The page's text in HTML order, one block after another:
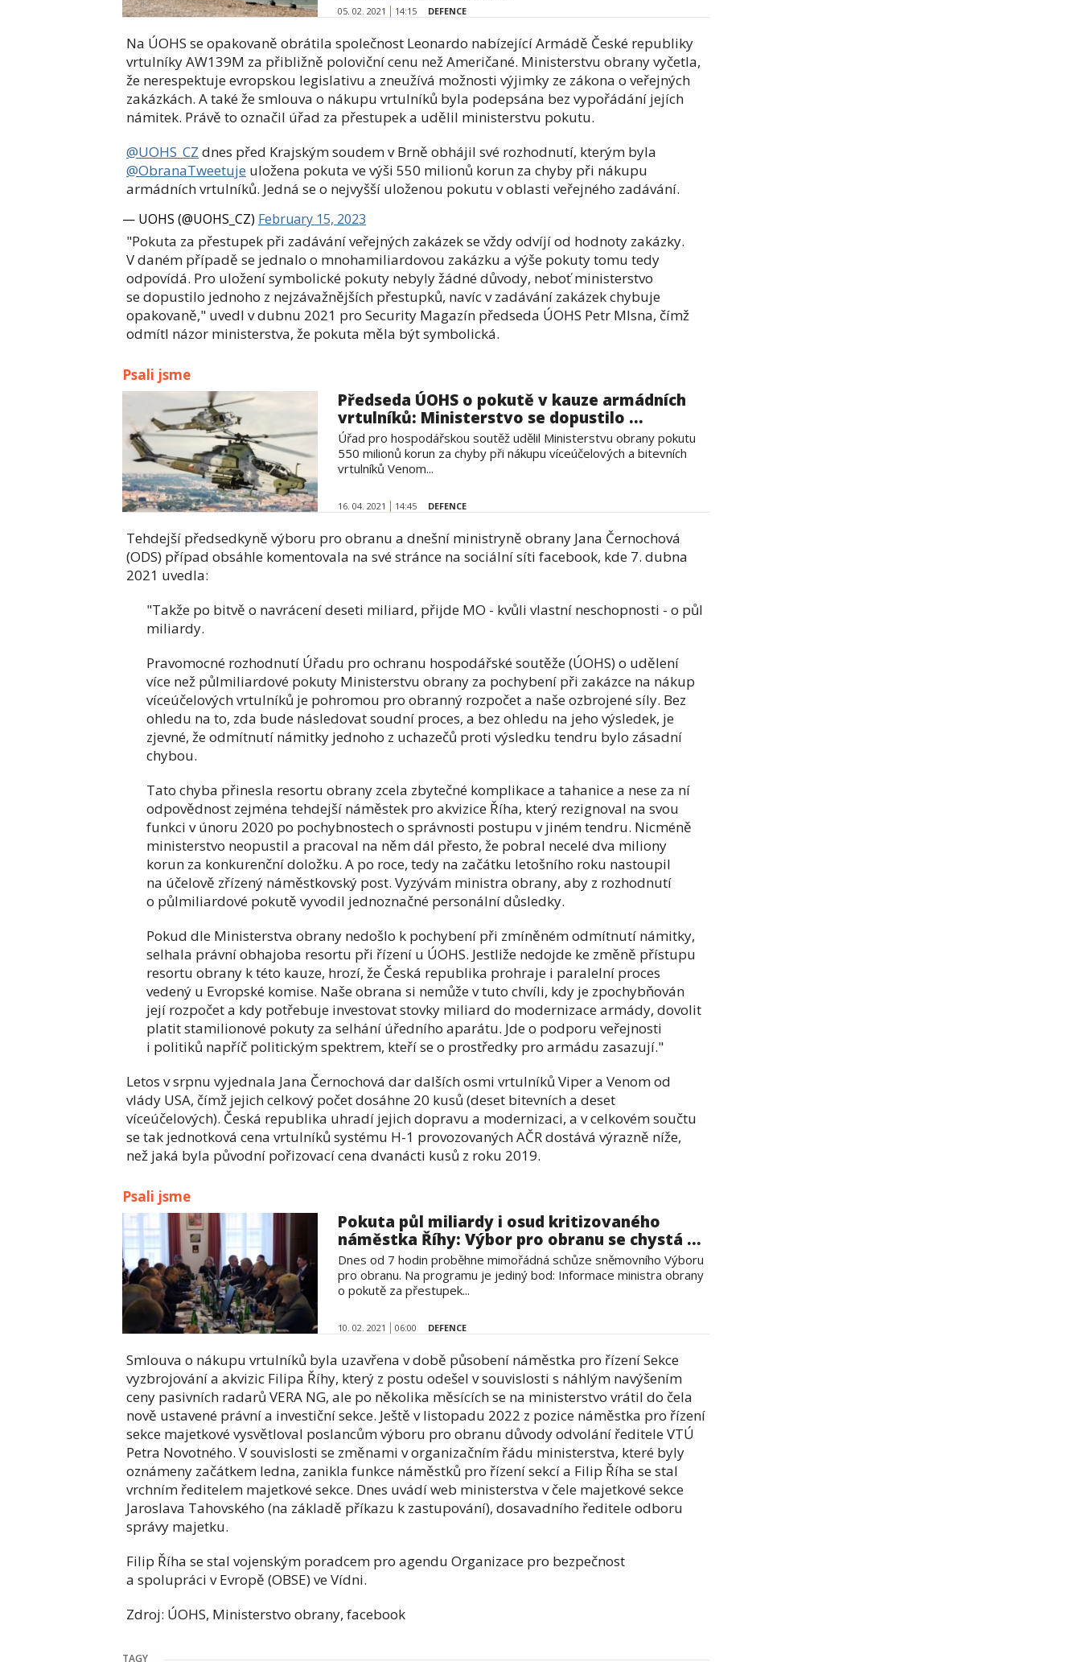
05. 02. 2021 14:15 DEFENCE
Na ÚOHS se opakovaně obrátila společnost Leonardo nabízející Armádě České republiky
vrtulníky AW139M za přibližně poloviční cenu než Američané. Ministerstvu obrany vyčetla,
že nerespektuje evropskou legislativu a zneužívá možnosti výjimky ze zákona o veřejných
zakázkách. A také že smlouva o nákupu vrtulníků byla podepsána bez vypořádání jejích
námitek. Právě to označil úřad za přestupek a udělil ministerstvu pokutu.
@UOHS_CZ dnes před Krajským soudem v Brně obhájil své rozhodnutí, kterým byla
@ObranaTweetuje uložena pokuta ve výši 550 milionů korun za chyby při nákupu
armádních vrtulníků. Jedná se o nejvyšší uloženou pokutu v oblasti veřejného zadávání.
— UOHS (@UOHS_CZ) February 15, 2023
"Pokuta za přestupek při zadávání veřejných zakázek se vždy odvíjí od hodnoty zakázky.
V daném případě se jednalo o mnohamiliardovou zakázku a výše pokuty tomu tedy
odpovídá. Pro uložení symbolické pokuty nebyly žádné důvody, neboť ministerstvo
se dopustilo jednoho z nejzávažnějších přestupků, navíc v zadávání zakázek chybuje
opakovaně," uvedl v dubnu 2021 pro Security Magazín předseda ÚOHS Petr Mlsna, čímž
odmítl názor ministerstva, že pokuta měla být symbolická.
Psali jsme
Předseda ÚOHS o pokutě v kauze armádních
vrtulníků: Ministerstvo se dopustilo ...
Úřad pro hospodářskou soutěž udělil Ministerstvu obrany pokutu
550 milionů korun za chyby při nákupu víceúčelových a bitevních
vrtulníků Venom...
16. 04. 2021 14:45 DEFENCE
Tehdejší předsedkyně výboru pro obranu a dnešní ministryně obrany Jana Černochová
(ODS) případ obsáhle komentovala na své stránce na sociální síti facebook, kde 7. dubna
2021 uvedla:
"Takže po bitvě o navrácení deseti miliard, přijde MO - kvůli vlastní neschopnosti - o půl
miliardy.
Pravomocné rozhodnutí Úřadu pro ochranu hospodářské soutěže (ÚOHS) o udělení
více než půlmiliardové pokuty Ministerstvu obrany za pochybení při zakázce na nákup
víceúčelových vrtulníků je pohromou pro obranný rozpočet a naše ozbrojené síly. Bez
ohledu na to, zda bude následovat soudní proces, a bez ohledu na jeho výsledek, je
zjevné, že odmítnutí námitky jednoho z uchazečů proti výsledku tendru bylo zásadní
chybou.
Tato chyba přinesla resortu obrany zcela zbytečné komplikace a tahanice a nese za ní
odpovědnost zejména tehdejší náměstek pro akvizice Říha, který rezignoval na svou
funkci v únoru 2020 po pochybnostech o správnosti postupu v jiném tendru. Nicméně
ministerstvo neopustil a pracoval na něm dál přesto, že pobral necelé dva miliony
korun za konkurenční doložku. A po roce, tedy na začátku letošního roku nastoupil
na účelově zřízený náměstkovský post. Vyzývám ministra obrany, aby z rozhodnutí
o půlmiliardové pokutě vyvodil jednoznačné personální důsledky.
Pokud dle Ministerstva obrany nedošlo k pochybení při zmíněném odmítnutí námitky,
selhala právní obhajoba resortu při řízení u ÚOHS. Jestliže nedojde ke změně přístupu
resortu obrany k této kauze, hrozí, že Česká republika prohraje i paralelní proces
vedený u Evropské komise. Naše obrana si nemůže v tuto chvíli, kdy je zpochybňován
její rozpočet a kdy potřebuje investovat stovky miliard do modernizace armády, dovolit
platit stamilionové pokuty za selhání úředního aparátu. Jde o podporu veřejnosti
i politiků napříč politickým spektrem, kteří se o prostředky pro armádu zasazují."
Letos v srpnu vyjednala Jana Černochová dar dalších osmi vrtulníků Viper a Venom od
vlády USA, čímž jejich celkový počet dosáhne 20 kusů (deset bitevních a deset
víceúčelových). Česká republika uhradí jejich dopravu a modernizaci, a v celkovém součtu
se tak jednotková cena vrtulníků systému H-1 provozovaných AČR dostává výrazně níže,
než jaká byla původní pořizovací cena dvanácti kusů z roku 2019.
Psali jsme
Pokuta půl miliardy i osud kritizovaného
náměstka Říhy: Výbor pro obranu se chystá ...
Dnes od 7 hodin proběhne mimořádná schůze sněmovního Výboru
pro obranu. Na programu je jediný bod: Informace ministra obrany
o pokutě za přestupek...
10. 02. 2021 06:00 DEFENCE
Smlouva o nákupu vrtulníků byla uzavřena v době působení náměstka pro řízení Sekce
vyzbrojování a akvizic Filipa Říhy, který z postu odešel v souvislosti s náhlým navýšením
ceny pasivních radarů VERA NG, ale po několika měsících se na ministerstvo vrátil do čela
nově ustavené právní a investiční sekce. Ještě v listopadu 2022 z pozice náměstka pro řízení
sekce majetkové vysvětloval poslancům výboru pro obranu důvody odvolání ředitele VTÚ
Petra Novotného. V souvislosti se změnami v organizačním řádu ministerstva, které byly
oznámeny začátkem ledna, zanikla funkce náměstků pro řízení sekcí a Filip Říha se stal
vrchním ředitelem majetkové sekce. Dnes uvádí web ministerstva v čele majetkové sekce
Jaroslava Tahovského (na základě příkazu k zastupování), dosavadního ředitele odboru
správy majetku.
Filip Říha se stal vojenským poradcem pro agendu Organizace pro bezpečnost
a spolupráci v Evropě (OBSE) ve Vídni.
Zdroj: ÚOHS, Ministerstvo obrany, facebook
TAGY